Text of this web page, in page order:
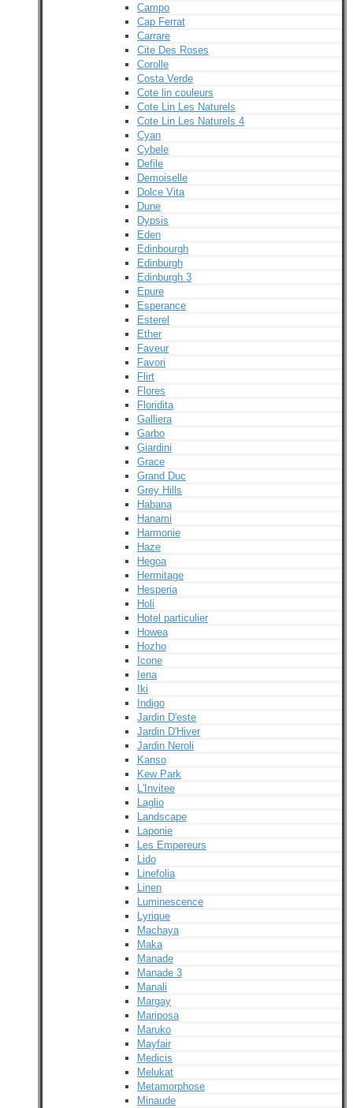
Campo
Cap Ferrat
Carrare
Cite Des Roses
Corolle
Costa Verde
Cote lin couleurs
Cote Lin Les Naturels
Cote Lin Les Naturels 4
Cyan
Cybele
Defile
Demoiselle
Dolce Vita
Dune
Dypsis
Eden
Edinbourgh
Edinburgh
Edinburgh 3
Epure
Esperance
Esterel
Ether
Faveur
Favori
Flirt
Flores
Floridita
Galliera
Garbo
Giardini
Grace
Grand Duc
Grey Hills
Habana
Hanami
Harmonie
Haze
Hegoa
Hermitage
Hesperia
Holi
Hotel particulier
Howea
Hozho
Icone
Iena
Iki
Indigo
Jardin D'este
Jardin D'Hiver
Jardin Neroli
Kanso
Kew Park
L'Invitee
Laglio
Landscape
Laponie
Les Empereurs
Lido
Linefolia
Linen
Luminescence
Lyrique
Machaya
Maka
Manade
Manade 3
Manali
Margay
Mariposa
Maruko
Mayfair
Medicis
Melukat
Metamorphose
Minaude